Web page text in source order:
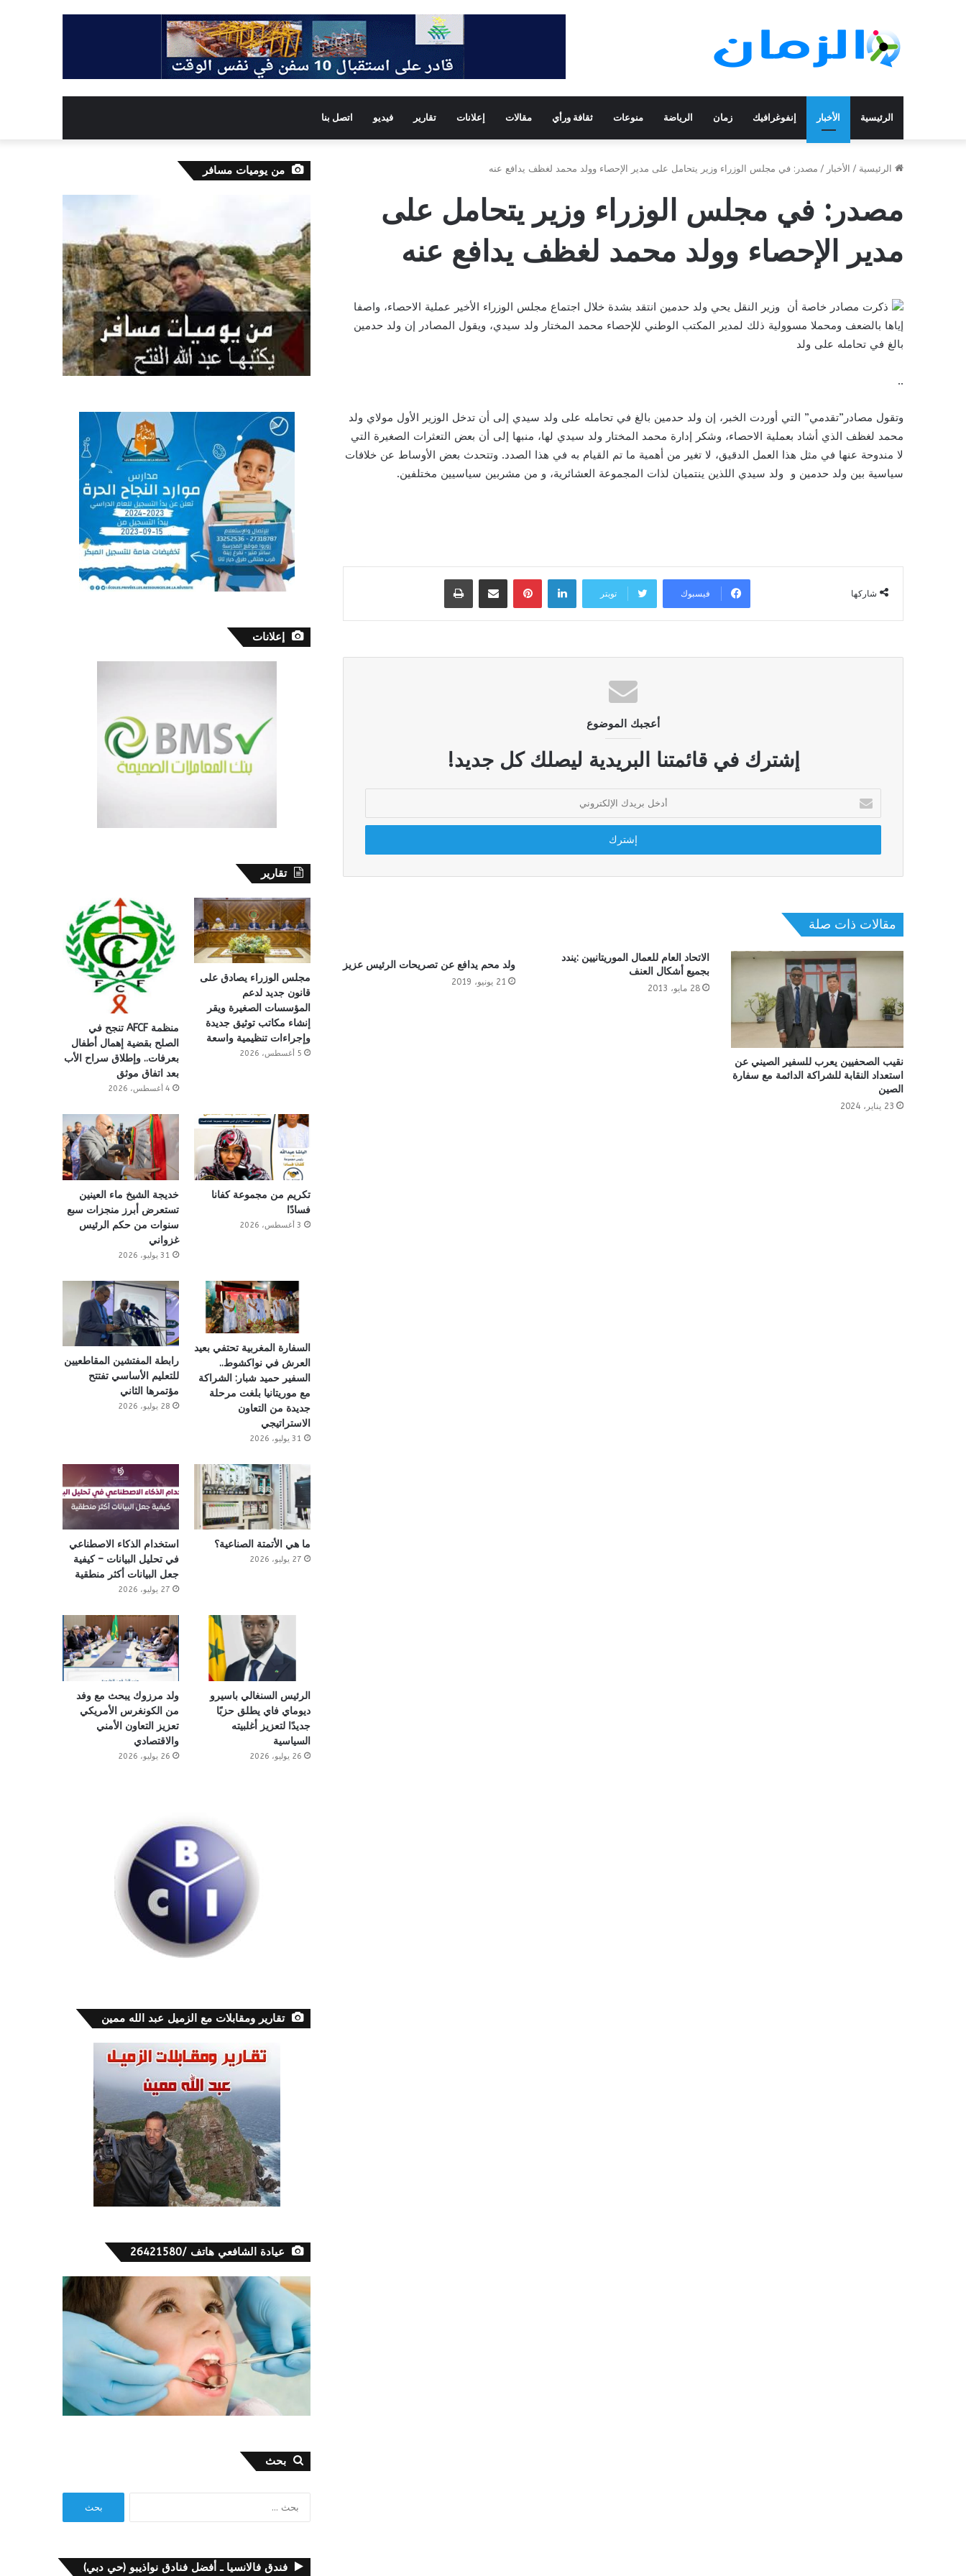
الرئيسية الأخبار إنفوغرافيك زمان الرياضة منوعات ثقافة ورأي مقالات إعلانات تقارير فيديو اتصل بنا
الرئيسية / الأخبار / مصدر: في مجلس الوزراء وزير يتحامل على مدير الإحصاء وولد محمد لغظف يدافع عنه
مصدر: في مجلس الوزراء وزير يتحامل على
مدير الإحصاء وولد محمد لغظف يدافع عنه
ذكرت مصادر خاصة أن وزير النقل يحي ولد حدمين انتقد بشدة خلال اجتماع مجلس الوزراء الأخير عملية الاحصاء، واصفا
إياها بالضعف ومحملا مسوولية ذلك لمدير المكتب الوطني للإحصاء محمد المختار ولد سيدي، ويقول المصادر إن ولد حدمين
بالغ في تحامله على ولد
..
وتقول مصادر”تقدمي” التي أوردت الخبر، إن ولد حدمين بالغ في تحامله على ولد سيدي إلى أن تدخل الوزير الأول مولاي ولد
محمد لغظف الذي أشاد بعملية الاحصاء، وشكر إدارة محمد المختار ولد سيدي لها، منبها إلى أن بعض التعثرات الصغيرة التي
لا مندوحة عنها في مثل هذا العمل الدقيق، لا تغير من أهمية ما تم القيام به في هذا الصدد. وتتحدث بعض الأوساط عن خلافات
سياسية بين ولد حدمين و ولد سيدي اللذين ينتميان لذات المجموعة العشائرية، و من مشربين سياسيين مختلفين.
شاركها فيسبوك تويتر
لينكدإن بينتيريستمشاركة عبر البريد طباعة
أعجبك الموضوع
إشترك في قائمتنا البريدية ليصلك كل جديد!
بريدك
الإلكتروني
مقالات ذات صلة
نقيب الصحفيين يعرب للسفير الصيني عن
استعداد النقابة للشراكة الدائمة مع سفارة
الصين
23 يناير، 2024
الاتحاد العام للعمال الموريتانيين :يندد
بجميع أشكال العنف
28 مايو، 2013
ولد محم يدافع عن تصريحات الرئيس عزيز
21 يونيو، 2019
من يوميات مسافر
إعلانات
تقارير
مجلس الوزراء يصادق على
قانون جديد لدعم
المؤسسات الصغيرة ويقر
إنشاء مكاتب توثيق جديدة
وإجراءات تنظيمية واسعة
5 أغسطس، 2026
منظمة AFCF تنجح في
الصلح بقضية إهمال أطفال
بعرفات.. وإطلاق سراح الأب
بعد اتفاق موثق
4 أغسطس، 2026
تكريم من مجموعة كفانا
فسادًا
3 أغسطس، 2026
خديجة الشيخ ماء العينين
تستعرض أبرز منجزات سبع
سنوات من حكم الرئيس
غزواني
31 يوليو، 2026
السفارة المغربية تحتفي بعيد
العرش في نواكشوط..
السفير حميد شبار: الشراكة
مع موريتانيا بلغت مرحلة
جديدة من التعاون
الاستراتيجي
31 يوليو، 2026
رابطة المفتشين المقاطعيين
للتعليم الأساسي تفتتح
مؤتمرها الثاني
28 يوليو، 2026
ما هي الأتمتة الصناعية؟
27 يوليو، 2026
استخدام الذكاء الاصطناعي
في تحليل البيانات – كيفية
جعل البيانات أكثر منطقية
27 يوليو، 2026
الرئيس السنغالي باسيرو
ديوماي فاي يطلق حزبًا
جديدًا لتعزيز أغلبيته
السياسية
26 يوليو، 2026
ولد مرزوك يبحث مع وفد
من الكونغرس الأمريكي
تعزيز التعاون الأمني
والاقتصادي
26 يوليو، 2026
تقارير ومقابلات مع الزميل عبد الله ممين
عيادة الشافعي هاتف /26421580
بحث
فندق فالانسيا ـ أفضل فنادق نواذيبو (حي دبي)